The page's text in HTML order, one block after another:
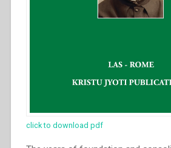
click to download pdf